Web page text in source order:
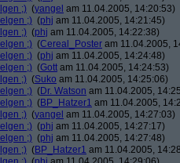
;) (yangel am 11.04.2005, 14:20:53)
;) (phj am 11.04.2005, 14:21:45)
;) (phj am 11.04.2005, 14:22:38)
;) (Cereal_Poster am 11.04.2005,
;) (phj am 11.04.2005, 14:24:48)
;) (Gott am 11.04.2005, 14:24:53)
;) (Suko am 11.04.2005, 14:25:06)
;) (Dr. Watson am 11.04.2005,
;) (BP_Hatzer1 am 11.04.2005,
;) (yangel am 11.04.2005, 14:27:03)
;) (phj am 11.04.2005, 14:27:17)
;) (phj am 11.04.2005, 14:27:48)
;) (BP_Hatzer1 am 11.04.2005,